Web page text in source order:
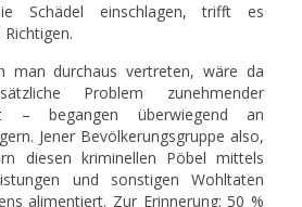
Schädel einschlagen, trifft es
man durchaus vertreten, wäre da
Problem zunehmender
– begangen überwiegend an
Jener Bevölkerungsgruppe also,
diesen kriminellen Pöbel mittels
und sonstigen Wohltaten
alimentiert. Zur Erinnerung: 50 %